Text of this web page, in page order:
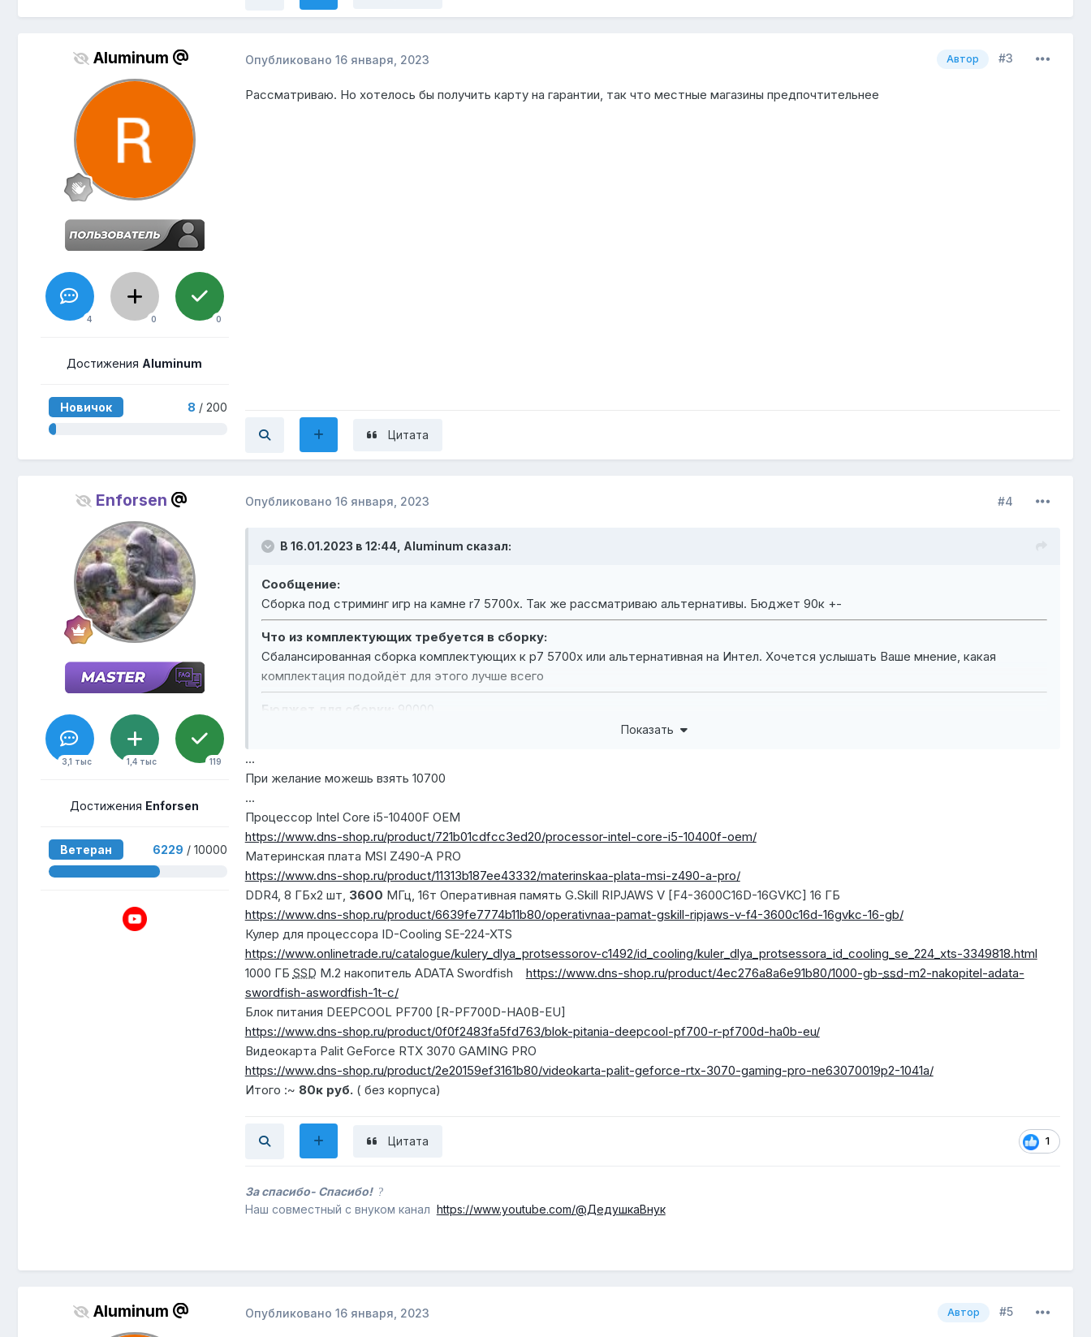
Aluminum
4 0 0
Достижения Aluminum
Новичок 8 / 200
Автор #3
Опубликовано 16 января, 2023
Рассматриваю. Но хотелось бы получить карту на гарантии, так что местные магазины предпочтительнее
Цитата
Enforsen
3,1 тыс 1,4 тыс 119
Достижения Enforsen
Ветеран 6229 / 10000
#4
Опубликовано 16 января, 2023
В 16.01.2023 в 12:44, Aluminum сказал:
Сообщение:
Сборка под стриминг игр на камне r7 5700х. Так же рассматриваю альтернативы. Бюджет 90к +-
Что из комплектующих требуется в сборку:
Сбалансированная сборка комплектующих к р7 5700х или альтернативная на Интел. Хочется услышать Ваше мнение, какая
комплектация подойдёт для этого лучше всего
Бюджет для сборки: 90000
Показать
...
При желание можешь взять 10700
...
Процессор Intel Core i5-10400F OEM
https://www.dns-shop.ru/product/721b01cdfcc3ed20/processor-intel-core-i5-10400f-oem/
Материнская плата MSI Z490-A PRO
https://www.dns-shop.ru/product/11313b187ee43332/materinskaa-plata-msi-z490-a-pro/
DDR4, 8 ГБx2 шт, 3600 МГц, 16т Оперативная память G.Skill RIPJAWS V [F4-3600C16D-16GVKC] 16 ГБ
https://www.dns-shop.ru/product/6639fe7774b11b80/operativnaa-pamat-gskill-ripjaws-v-f4-3600c16d-16gvkc-16-gb/
Кулер для процессора ID-Cooling SE-224-XTS
https://www.onlinetrade.ru/catalogue/kulery_dlya_protsessorov-c1492/id_cooling/kuler_dlya_protsessora_id_cooling_se_224_xts-3349818.html
1000 ГБ SSD M.2 накопитель ADATA Swordfish https://www.dns-shop.ru/product/4ec276a8a6e91b80/1000-gb-ssd-m2-nakopitel-adata-
swordfish-aswordfish-1t-c/
Блок питания DEEPCOOL PF700 [R-PF700D-HA0B-EU]
https://www.dns-shop.ru/product/0f0f2483fa5fd763/blok-pitania-deepcool-pf700-r-pf700d-ha0b-eu/
Видеокарта Palit GeForce RTX 3070 GAMING PRO
https://www.dns-shop.ru/product/2e20159ef3161b80/videokarta-palit-geforce-rtx-3070-gaming-pro-ne63070019p2-1041a/
Итого :~ 80к руб. ( без корпуса)
1
Цитата
За спасибо- Спасибо! ?
Наш совместный с внуком канал https://www.youtube.com/@ДедушкаВнук
Aluminum Автор #5
Опубликовано 16 января, 2023